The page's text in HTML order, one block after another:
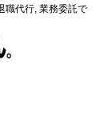
職代行, 業務委託で